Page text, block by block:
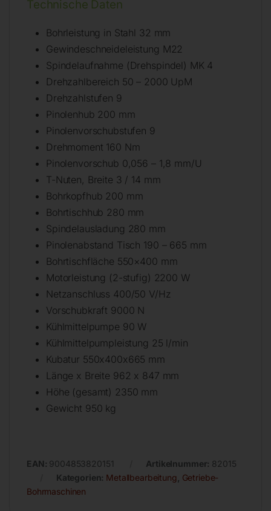
Technische Daten
Bohrleistung in Stahl 32 mm
Gewindeschneideleistung M22
Spindelaufnahme (Drehspindel) MK 4
Drehzahlbereich 50 – 2000 UpM
Drehzahlstufen 9
Pinolenhub 200 mm
Pinolenvorschubstufen 9
Drehmoment 160 Nm
Pinolenvorschub 0,056 – 1,8 mm/U
T-Nuten, Breite 3 / 14 mm
Bohrkopfhub 200 mm
Bohrtischhub 280 mm
Spindelausladung 280 mm
Pinolenabstand Tisch 190 – 665 mm
Bohrtischfläche 550×400 mm
Motorleistung (2-stufig) 2200 W
Netzanschluss 400/50 V/Hz
Vorschubkraft 9000 N
Kühlmittelpumpe 90 W
Kühlmittelpumpleistung 25 l/min
Kubatur 550x400x665 mm
Länge x Breite 962 x 847 mm
Höhe (gesamt) 2350 mm
Gewicht 950 kg
EAN: 9004853820151 Artikelnummer: 82015
Kategorien: Metallbearbeitung, Getriebe-
Bohrmaschinen